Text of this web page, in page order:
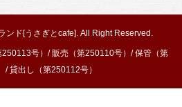
ンド[うさぎとcafe]. All Right Reserved.
号）/ 販売（第250110号）/ 保管（第
/ 貸出し（第250112号）